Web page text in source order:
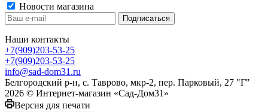
Новости магазина
Наши контакты
+7(909)203-53-25
+7(909)203-53-25
info@sad-dom31.ru
Белгородский р-н, с. Таврово, мкр-2, пер. Парковый, 27 "Г"
2026 © Интернет-магазин «Сад-Дом31»
Версия для печати